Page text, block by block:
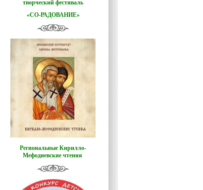
творческий фестиваль
«СО-РАДОВАНИЕ»
Региональные Кирилло-
Мефодиевские чтения